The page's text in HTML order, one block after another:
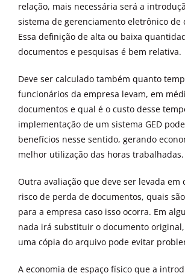
relação, mais necessária será a
sistema de gerenciamento eletrônico de
Essa definição de alta ou baixa
documentos e pesquisas é bem relativa.
Deve ser calculado também quanto
funcionários da empresa levam, em
documentos e qual é o custo desse
implementação de um sistema GED
benefícios nesse sentido, gerando
melhor utilização das horas trabalhadas.
Outra avaliação que deve ser levada em
risco de perda de documentos, quais
para a empresa caso isso ocorra. Em
nada irá substituir o documento
uma cópia do arquivo pode evitar
A economia de espaço físico que a